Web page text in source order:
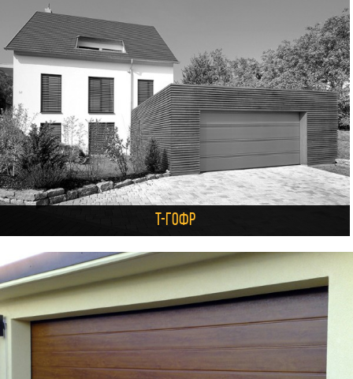
T-гофр